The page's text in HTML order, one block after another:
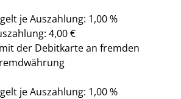
je Auszahlung: 1,00 %
4,00 €
der Debitkarte an fremden
je Auszahlung: 1,00 %